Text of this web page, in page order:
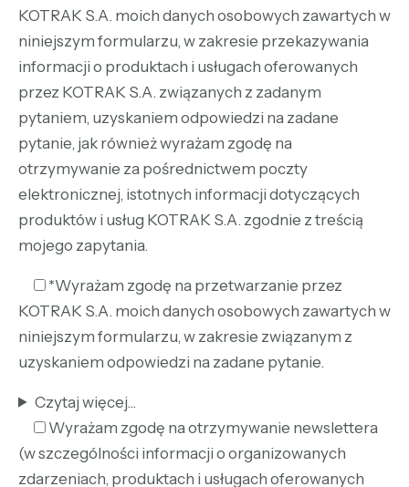
KOTRAK S.A. moich danych osobowych zawartych w
niniejszym formularzu, w zakresie przekazywania
informacji o produktach i usługach oferowanych
przez KOTRAK S.A. związanych z zadanym
pytaniem, uzyskaniem odpowiedzi na zadane
pytanie, jak również wyrażam zgodę na
otrzymywanie za pośrednictwem poczty
elektronicznej, istotnych informacji dotyczących
produktów i usług KOTRAK S.A. zgodnie z treścią
mojego zapytania.
*Wyrażam zgodę na przetwarzanie przez
KOTRAK S.A. moich danych osobowych zawartych w
niniejszym formularzu, w zakresie związanym z
uzyskaniem odpowiedzi na zadane pytanie.
Czytaj więcej...
Wyrażam zgodę na otrzymywanie newslettera
(w szczególności informacji o organizowanych
zdarzeniach, produktach i usługach oferowanych